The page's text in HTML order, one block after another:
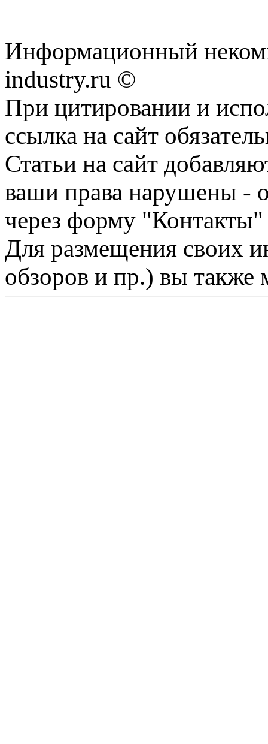
Информационный
industry.ru ©
При цитировании и
ссылка на сайт
Статьи на сайт
ваши права нарушены -
через форму "Контакты"
Для размещения своих
обзоров и пр.) вы также